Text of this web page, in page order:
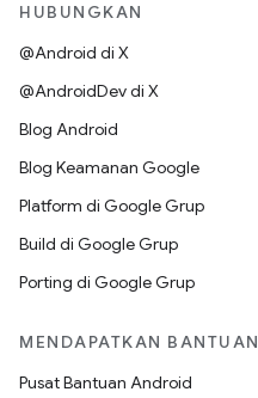
HUBUNGKAN
@Android di X
@AndroidDev di X
Blog Android
Blog Keamanan Google
Platform di Google Grup
Build di Google Grup
Porting di Google Grup
MENDAPATKAN BANTUAN
Pusat Bantuan Android